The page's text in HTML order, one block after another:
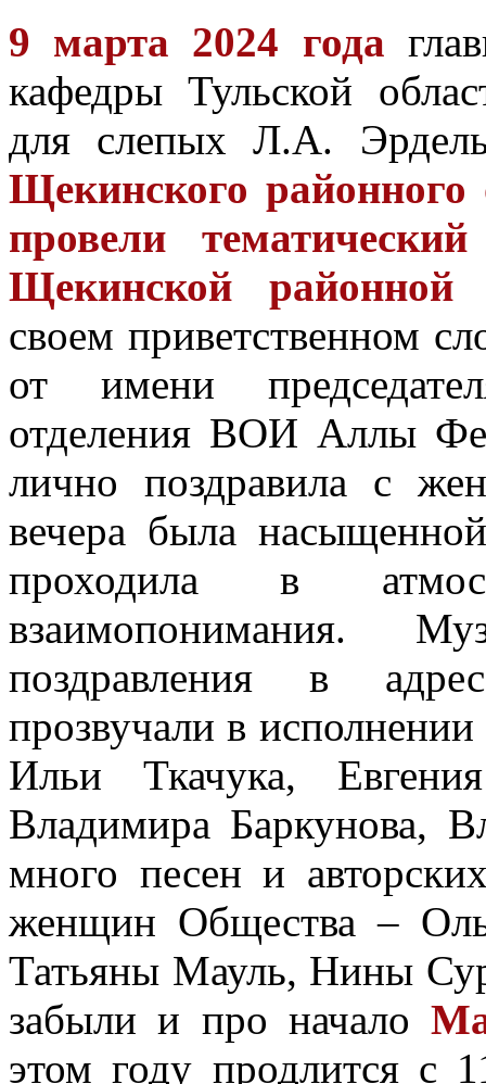
9 марта 2024 года
кафедры Тульской
для слепых Л.А.
Щекинского
провели
Щекинской районной
своем приветственном
от имени
отделения ВОИ Аллы
лично поздравила с
вечера была
проходила в
взаимопонимания.
поздравления в
прозвучали в
Ильи Ткачука,
Владимира Баркунова,
много песен и
женщин Общества –
Татьяны Мауль, Нины
забыли и про начало
этом году продлится с